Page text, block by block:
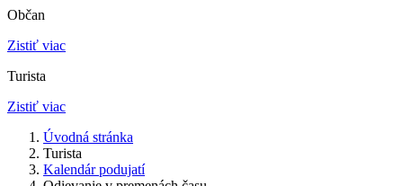
Občan
Zistiť viac
Turista
Zistiť viac
Úvodná stránka
Turista
Kalendár podujatí